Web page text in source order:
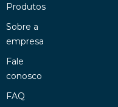
Produtos
Sobre a
empresa
Fale
conosco
FAQ